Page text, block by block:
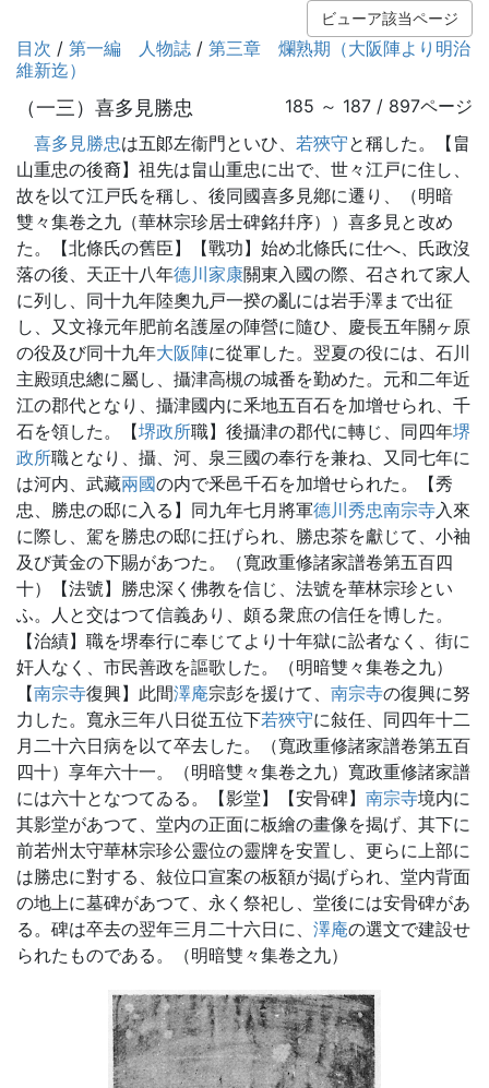
ビューア該当ページ
目次 / 第一編 人物誌 / 第三章 爛熟期（大阪陣より明治
維新迄）
（一三）喜多見勝忠
185 ～ 187 / 897ページ
喜多見勝忠は五郞左衞門といひ、 若狹守と稱した。【畠
山重忠の後裔】祖先は畠山重忠に出で、世々江戸に住し、
故を以て江戸氏を稱し、後同國喜多見鄕に遷り、（明暗
雙々集卷之九（華林宗珍居士碑銘幷序））喜多見と改め
た。【北條氏の舊臣】【戰功】始め北條氏に仕へ、氏政沒
落の後、天正十八年德川家康關東入國の際、召されて家人
に列し、同十九年陸奧九戸一揆の亂には岩手澤まで出征
し、又文祿元年肥前名護屋の陣營に隨ひ、慶長五年關ヶ原
の役及び同十九年大阪陣に從軍した。翌夏の役には、石川
主殿頭忠總に屬し、攝津高槻の城番を勤めた。元和二年近
江の郡代となり、攝津國内に釆地五百石を加增せられ、千
石を領した。【堺政所職】後攝津の郡代に轉じ、同四年堺
政所職となり、攝、河、泉三國の奉行を兼ね、又同七年に
は河内、武藏兩國の内で釆邑千石を加增せられた。【秀
忠、勝忠の邸に入る】同九年七月將軍德川秀忠南宗寺入來
に際し、駕を勝忠の邸に抂げられ、勝忠茶を獻じて、小袖
及び黃金の下賜があつた。（寬政重修諸家譜卷第五百四
十）【法號】勝忠深く佛教を信じ、法號を華林宗珍とい
ふ。人と交はつて信義あり、頗る衆庶の信任を博した。
【治績】職を堺奉行に奉じてより十年獄に訟者なく、街に
奸人なく、市民善政を謳歌した。（明暗雙々集卷之九）
【南宗寺復興】此間澤庵宗彭を援けて、 南宗寺の復興に努
力した。寬永三年八日從五位下若狹守に敍任、同四年十二
月二十六日病を以て卒去した。（寬政重修諸家譜卷第五百
四十）享年六十一。（明暗雙々集卷之九）寬政重修諸家譜
には六十となつてゐる。【影堂】【安骨碑】 南宗寺境内に
其影堂があつて、堂内の正面に板繪の畫像を揭げ、其下に
前若州太守華林宗珍公靈位の靈牌を安置し、更らに上部に
は勝忠に對する、敍位口宣案の板額が揭げられ、堂内背面
の地上に墓碑があつて、永く祭祀し、堂後には安骨碑があ
る。碑は卒去の翌年三月二十六日に、 澤庵の選文で建設せ
られたものである。（明暗雙々集卷之九）